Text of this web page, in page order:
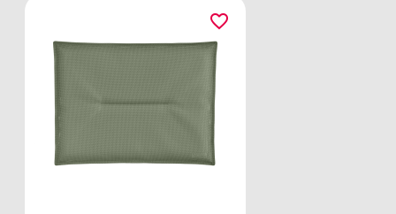
favorite_border